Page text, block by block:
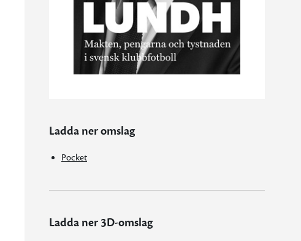
Ladda ner omslag
Pocket
Ladda ner 3D-omslag